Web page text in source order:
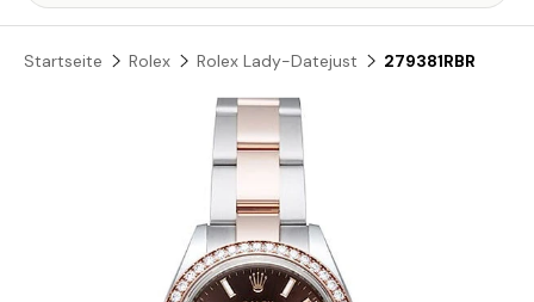
Startseite Rolex Rolex Lady-Datejust 279381RBR
Zu Produktinformationen springen